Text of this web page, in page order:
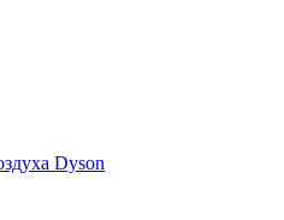
Dyson